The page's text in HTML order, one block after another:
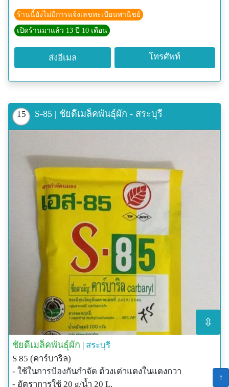
ร้านนี้ยังไม่มีการแจ้งเลขทะเบียนพานิชย์
เปิดร้านมาแล้ว 13 ปี 10 เดือน
ส่งอีเมล โทรศัพท์
15 S-85 | ชัยดีเมล็คพันธุ์ผัก - สระบุรี
⇳
ชัยดีเมล็คพันธุ์ผัก | สระบุรี
S 85 (คาร์บาริล)
- ใช้ในการป้องกันกำจัด ด้วงเต่าแตงในแตงกวา
- อัตราการใช้ 20 g/น้ำ 20 L.
↑